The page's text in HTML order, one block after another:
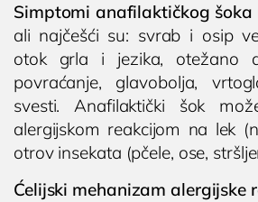
Simptomi anafilaktičkog šoka
ali najčešći su: svrab i osip
otok grla i jezika, otežano
povraćanje, glavobolja,
svesti. Anafilaktički šok
alergijskom reakcijom na lek
otrov insekata (pčele, ose,
Ćelijski mehanizam alergijske